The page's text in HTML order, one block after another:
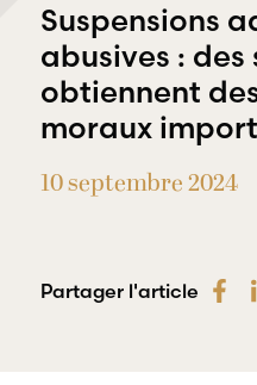
travail et
de l’emploi
complète de
Suspensions
abusives : des
obtiennent
moraux
10 septembre 2024
Partager l'article